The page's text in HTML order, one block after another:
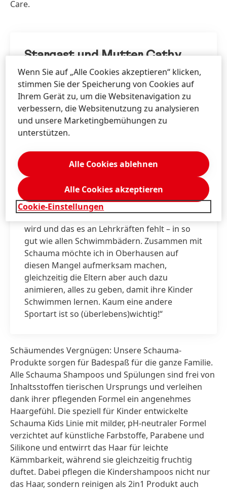
Care.
Stargast und Mutter Cathy
Hummels
Auch für Cathy Hummels ist es eine
Herzensangelegenheit, dass Kinder
schwimmen lernen. Die Moderatorin und
Mutter eines 4-jährigen Sohnes hat erst
Schwimmlehrer:in für ihren Nachwuchs zu
suchen: „Ich hatte das Glück, das Ludwig im
Urlaub an einem Schwimmkurs teilnehmen
konnte. Ich bin mir aber durchaus darüber im
Klaren, dass dieses Glück nur wenigen
Familien und Kindeern in Deutschland zu Teil
wird und das es an Lehrkräften fehlt – in so
gut wie allen Schwimmbädern. Zusammen mit
Schauma möchte ich in Oberhausen auf
diesen Mangel aufmerksam machen,
gleichzeitig die Eltern aber auch dazu
animieren, alles zu geben, damit ihre Kinder
Schwimmen lernen. Kaum eine andere
Sportart ist so (überlebens)wichtig!“
Schäumendes Vergnügen: Unsere Schauma-
Produkte sorgen für Badespaß für die ganze Familie.
Alle Schauma Shampoos und Spülungen sind frei von
Inhaltsstoffen tierischen Ursprungs und verleihen
dank ihrer pflegenden Formel ein angenehmes
Haargefühl. Die speziell für Kinder entwickelte
Schauma Kids Linie mit milder, pH-neutraler Formel
verzichtet auf künstliche Farbstoffe, Parabene und
Silikone und entwirrt das Haar für leichte
Kämmbarkeit, während sie gleichzeitig fruchtig
duftet. Dabei pflegen die Kindershampoos nicht nur
das Haar, sondern reinigen als 2in1 Produkt auch
Wenn Sie auf „Alle Cookies akzeptieren“ klicken,
stimmen Sie der Speicherung von Cookies auf
Ihrem Gerät zu, um die Websitenavigation zu
verbessern, die Websitenutzung zu analysieren
und unsere Marketingbemühungen zu
unterstützen.
Cookie-Einstellungen
Alle Cookies ablehnen
Alle Cookies akzeptieren